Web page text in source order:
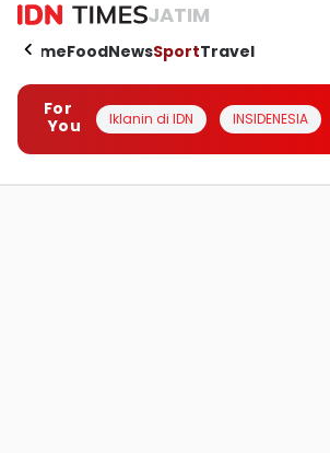
JATIM
HomeFoodNewsSportTravel
For
You
Iklanin di IDN INSIDENESIA